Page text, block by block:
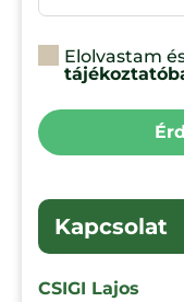
Elolvastam
Kapcsolat
CSIGI Lajos